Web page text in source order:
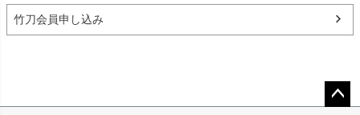
竹刀会員申し込み